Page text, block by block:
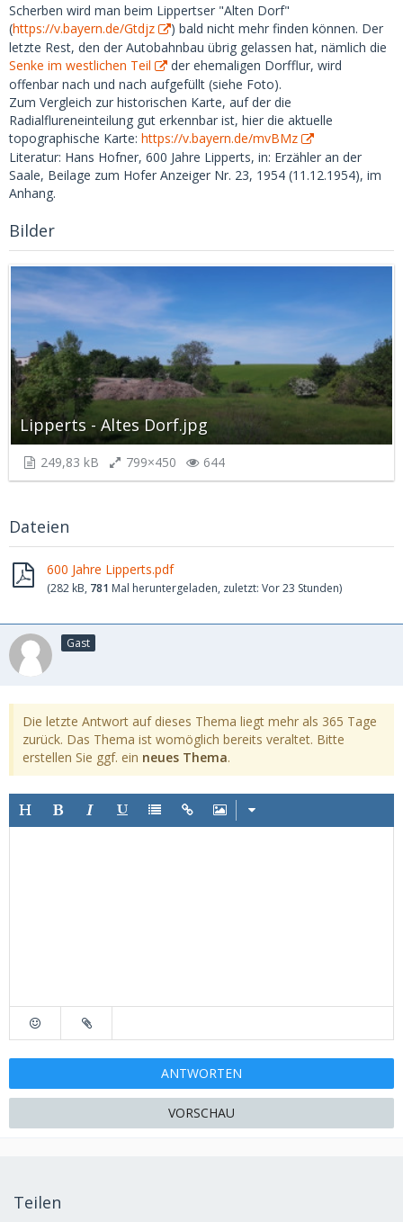
Scherben wird man beim Lippertser "Alten Dorf"
(https://v.bayern.de/Gtdjz
) bald nicht mehr finden können. Der
letzte Rest, den der Autobahnbau übrig gelassen hat, nämlich die
Senke im westlichen Teil
der ehemaligen Dorfflur, wird
offenbar nach und nach aufgefüllt (siehe Foto).
Zum Vergleich zur historischen Karte, auf der die
Radialflureneinteilung gut erkennbar ist, hier die aktuelle
topographische Karte: https://v.bayern.de/mvBMz
Literatur: Hans Hofner, 600 Jahre Lipperts, in: Erzähler an der
Saale, Beilage zum Hofer Anzeiger Nr. 23, 1954 (11.12.1954), im
Anhang.
Bilder
Lipperts - Altes Dorf.jpg
249,83 kB 799×450 644
Dateien
600 Jahre Lipperts.pdf
(282 kB, 781 Mal heruntergeladen, zuletzt: Vor 23 Stunden)
Gast
Die letzte Antwort auf dieses Thema liegt mehr als 365 Tage
zurück. Das Thema ist womöglich bereits veraltet. Bitte
erstellen Sie ggf. ein neues Thema.
ANTWORTEN
VORSCHAU
Teilen